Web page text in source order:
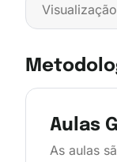
Aulas
As aulas